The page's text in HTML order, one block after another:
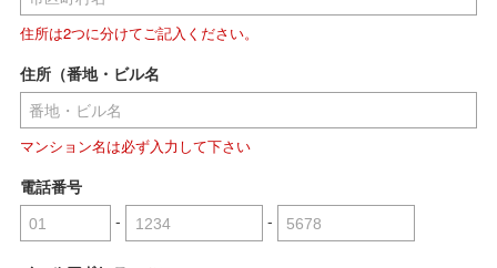
住所は2つに分けてご記入ください。
住所（番地・ビル名
マンション名は必ず入力して下さい
電話番号
-
-